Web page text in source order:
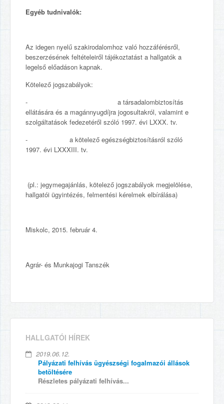
Egyéb tudnivalók:
Az idegen nyelű szakirodalomhoz való hozzáférésről,
beszerzésének feltételeiről tájékoztatást a hallgatók a
legelső előadáson kapnak.
Kötelező jogszabályok:
- a társadalombiztosítás
ellátására és a magánnyugdíjra jogosultakról, valamint e
szolgáltatások fedezetéről szóló 1997. évi LXXX. tv.
- a kötelező egészségbiztosításról szóló
1997. évi LXXXIII. tv.
(pl.: jegymegajánlás, kötelező jogszabályok megjelölése,
hallgatói ügyintézés, felmentési kérelmek elbírálása)
Miskolc, 2015. február 4.
Agrár- és Munkajogi Tanszék
HALLGATÓI HÍREK
2019.06.12.
Pályázati felhívás ügyészségi fogalmazói állások
betöltésére
Részletes pályázati felhívás...